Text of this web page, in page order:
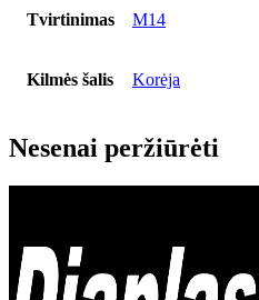
Tvirtinimas M14
Kilmės šalis Korėja
Nesenai peržiūrėti